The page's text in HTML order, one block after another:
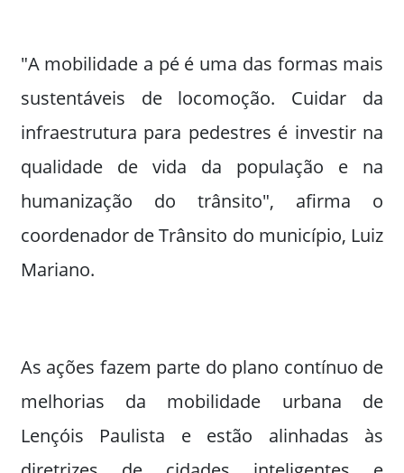
"A mobilidade a pé é uma das formas mais
sustentáveis de locomoção. Cuidar da
infraestrutura para pedestres é investir na
qualidade de vida da população e na
humanização do trânsito", afirma o
coordenador de Trânsito do município, Luiz
Mariano.
As ações fazem parte do plano contínuo de
melhorias da mobilidade urbana de
Lençóis Paulista e estão alinhadas às